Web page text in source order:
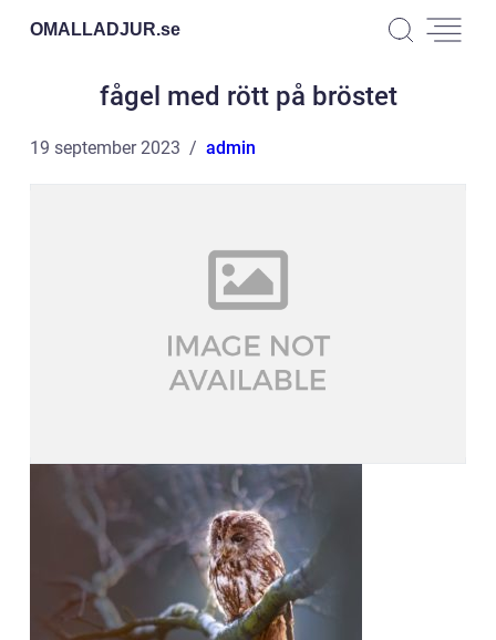
OMALLADJUR.se
fågel med rött på bröstet
19 september 2023 admin